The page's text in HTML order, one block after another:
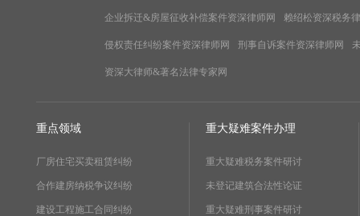
企业拆迁&房屋征收补偿案件资深律师网 赖绍松资深税务
侵权责任纠纷案件资深律师网 刑事自诉案件资深律师网
资深大律师&著名法律专家网
重点领域
厂房住宅买卖租赁纠纷
合作建房纳税争议纠纷
建设工程施工合同纠纷
重大疑难案件办理
重大疑难税务案件研讨
未登记建筑合法性论证
重大疑难刑事案件研讨